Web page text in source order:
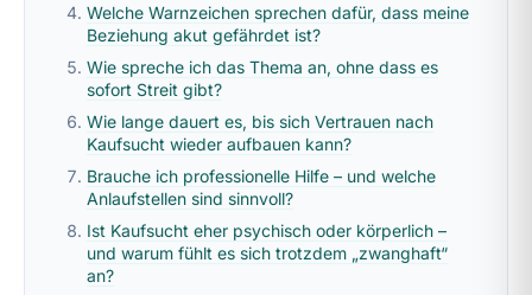
Welche Warnzeichen sprechen dafür, dass meine
Beziehung akut gefährdet ist?
Wie spreche ich das Thema an, ohne dass es
sofort Streit gibt?
Wie lange dauert es, bis sich Vertrauen nach
Kaufsucht wieder aufbauen kann?
Brauche ich professionelle Hilfe – und welche
Anlaufstellen sind sinnvoll?
Ist Kaufsucht eher psychisch oder körperlich –
und warum fühlt es sich trotzdem „zwanghaft“
an?